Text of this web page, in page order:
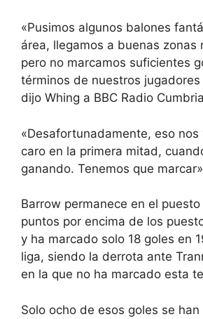
«Pusimos algunos balones
área, llegamos a buenas zonas
pero no marcamos suficientes
términos de nuestros
dijo Whing a BBC Radio
«Desafortunadamente, eso
caro en la primera mitad,
ganando. Tenemos que
Barrow permanece en el
puntos por encima de los
y ha marcado solo 18 goles en
liga, siendo la derrota ante
en la que no ha marcado esta
Solo ocho de esos goles se